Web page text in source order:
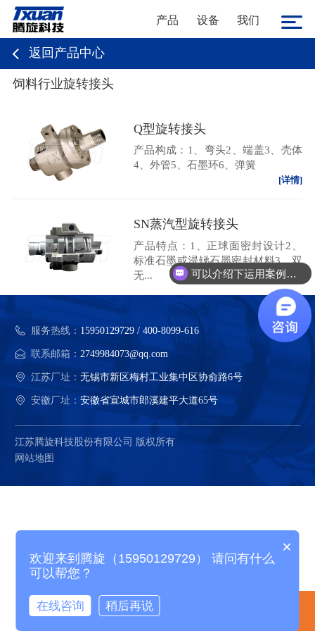
产品 设备 我们
返回产品中心
饲料行业旋转接头
Q型旋转接头
产品构成：1、弯头2、端盖3、壳体
4、外管5、石墨环6、弹簧
[详情]
SN蒸汽型旋转接头
产品特点：1、正球面密封设计2、
标准石墨或浸锑石墨密封材料3、双
无...
[详情]
服务热线： 15950129729 / 400-8099-616
联系邮箱： 2749984073@qq.com
江苏厂址：无锡市新区梅村工业集中区协俞路6号
安徽厂址：安徽省宣城市郎溪建平大道65号
江苏腾旋科技股份有限公司 版权所有
网站地图
产品中心 精选案例
×
欢迎来到腾旋（15950129729） 请问有什么
可以帮您？
在线咨询 稍后再说